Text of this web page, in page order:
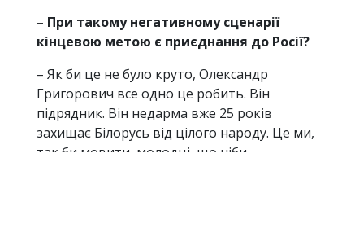
– При такому негативному сценарії
кінцевою метою є приєднання до Росії?
– Як би це не було круто, Олександр
Григорович все одно це робить. Він
підрядник. Він недарма вже 25 років
захищає Білорусь від цілого народу. Це ми,
так би мовити, молодці, що ніби